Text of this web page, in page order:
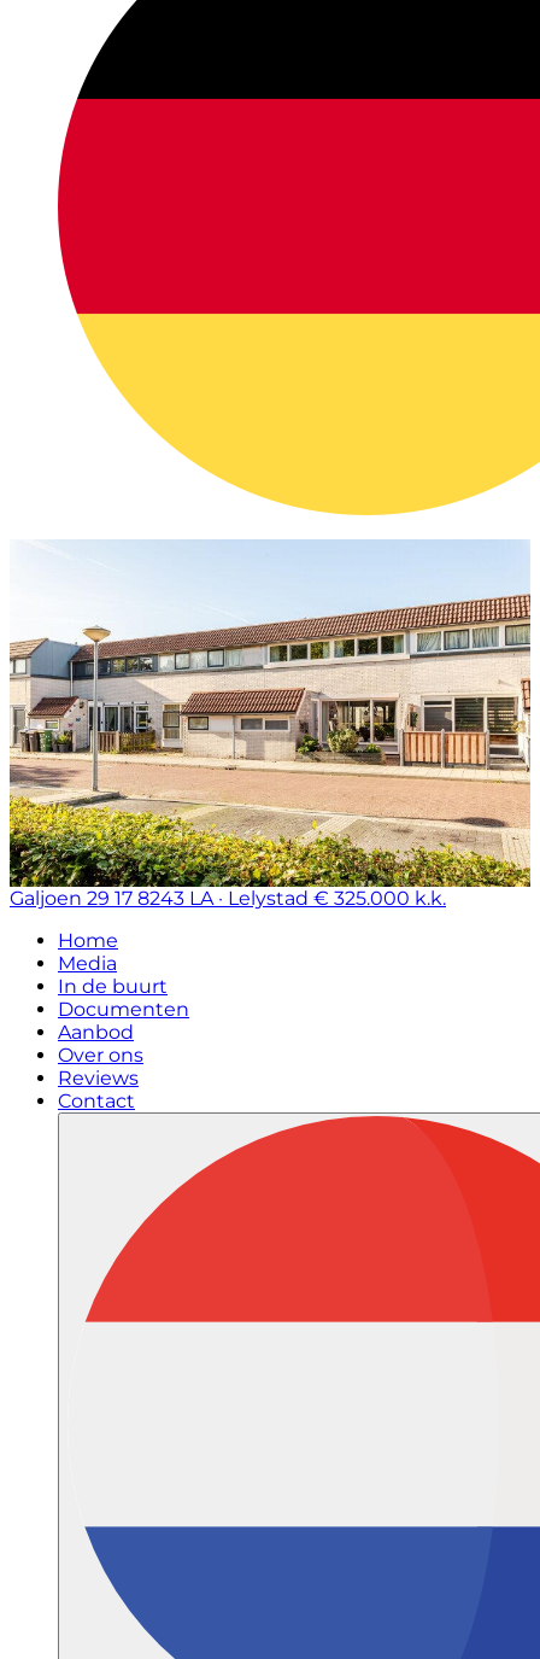
Galjoen 29 17 8243 LA · Lelystad € 325.000 k.k.
Home
Media
In de buurt
Documenten
Aanbod
Over ons
Reviews
Contact